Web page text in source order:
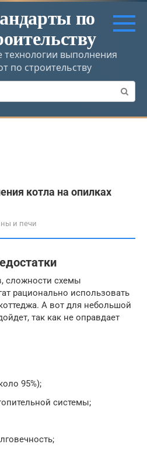
по
выполнения
по строительству
котла на опилках
и печи
сложности схемы
рационально использовать
А вот для небольшой
так как не оправдает
95%);
системы;